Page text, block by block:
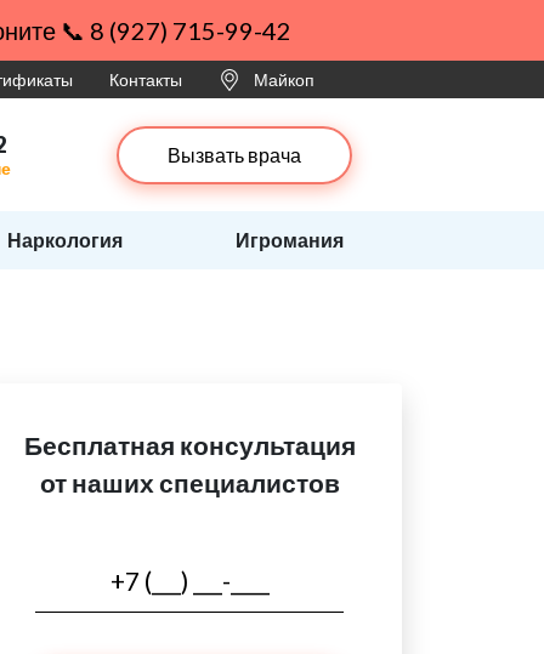
📞 8 (927) 715-99-42
Контакты Майкоп
Вызвать врача
Наркология Игромания
Бесплатная консультация
от наших специалистов